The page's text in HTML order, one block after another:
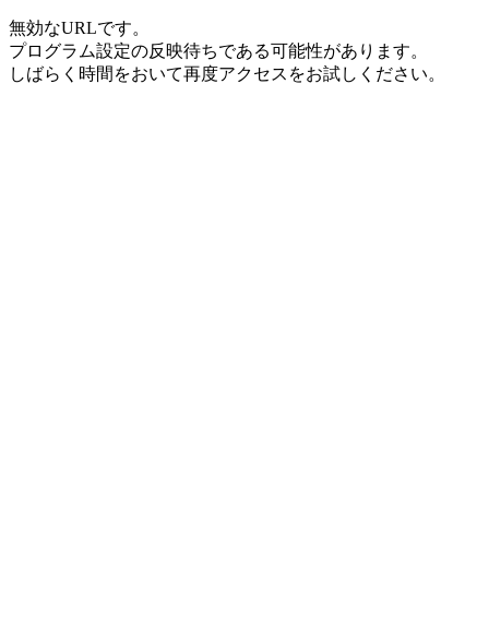
無効なURLです。
プログラム設定の反映待ちである可能性があります。
しばらく時間をおいて再度アクセスをお試しください。